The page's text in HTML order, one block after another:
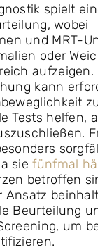
spielt
wobei
und MRT-
oder
aufzeigen.
kann
Tests helfen,
siefünfmal
betroffen
Ansatz
Beurteilung
um